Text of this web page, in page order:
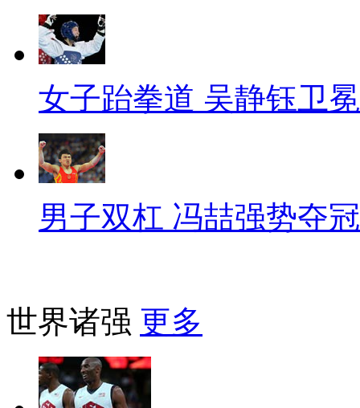
女子跆拳道 吴静钰卫冕
男子双杠 冯喆强势夺冠
世界诸强 更多